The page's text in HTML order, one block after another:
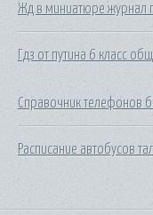
Жд в миниатюре журнал
Гдз от путина 6 класс
Справочник телефонов
Расписание автобусов